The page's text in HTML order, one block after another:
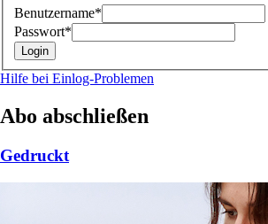
Benutzername*
Passwort*
Hilfe bei Einlog-Problemen
Abo abschließen
Gedruckt